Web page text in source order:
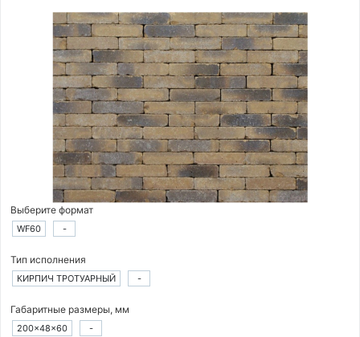
Выберите формат
WF60 -
Тип исполнения
КИРПИЧ ТРОТУАРНЫЙ -
Габаритные размеры, мм
200×48×60 -